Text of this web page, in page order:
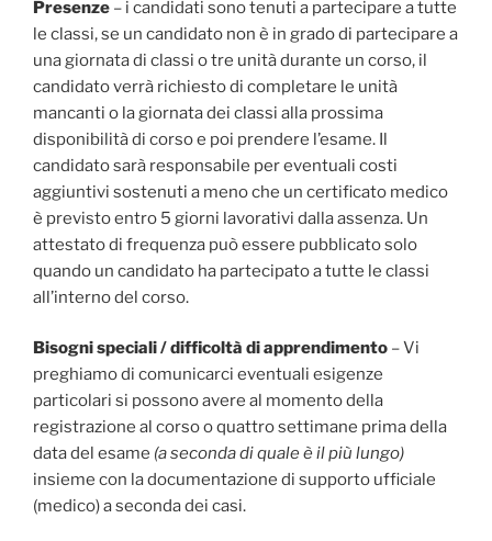
Presenze – i candidati sono tenuti a partecipare a tutte
le classi, se un candidato non è in grado di partecipare a
una giornata di classi o tre unità durante un corso, il
candidato verrà richiesto di completare le unità
mancanti o la giornata dei classi alla prossima
disponibilità di corso e poi prendere l’esame. Il
candidato sarà responsabile per eventuali costi
aggiuntivi sostenuti a meno che un certificato medico
è previsto entro 5 giorni lavorativi dalla assenza. Un
attestato di frequenza può essere pubblicato solo
quando un candidato ha partecipato a tutte le classi
all’interno del corso.
Bisogni speciali / difficoltà di apprendimento – Vi
preghiamo di comunicarci eventuali esigenze
particolari si possono avere al momento della
registrazione al corso o quattro settimane prima della
data del esame (a seconda di quale è il più lungo)
insieme con la documentazione di supporto ufficiale
(medico) a seconda dei casi.